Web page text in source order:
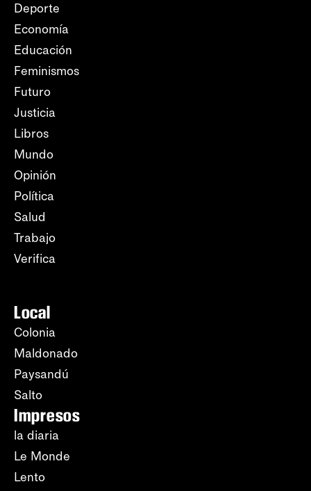
Deporte
Economía
Educación
Feminismos
Futuro
Justicia
Libros
Mundo
Opinión
Política
Salud
Trabajo
Verifica
Local
Colonia
Maldonado
Paysandú
Salto
Impresos
la diaria
Le Monde
Lento